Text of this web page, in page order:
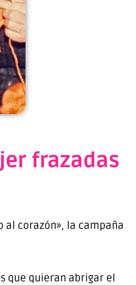
frazadas
al corazón», la campaña
que quieran abrigar el